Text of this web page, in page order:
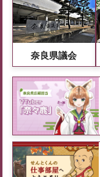
奈良県議会